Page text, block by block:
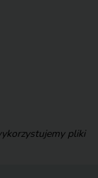
pliki